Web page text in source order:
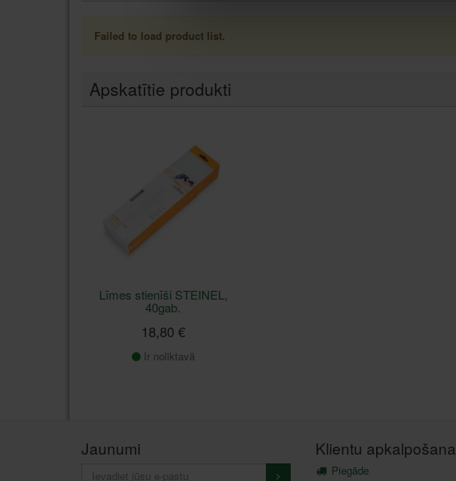
Failed to load product list.
Apskatītie produkti
Līmes stienīši STEINEL,
40gab.
18,80 €
Ir noliktavā
Jaunumi Klientu apkalpošana
Piegāde